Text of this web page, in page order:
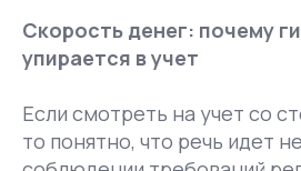
Скорость денег: почему
упирается в учет
Если смотреть на учет со
то понятно, что речь идет